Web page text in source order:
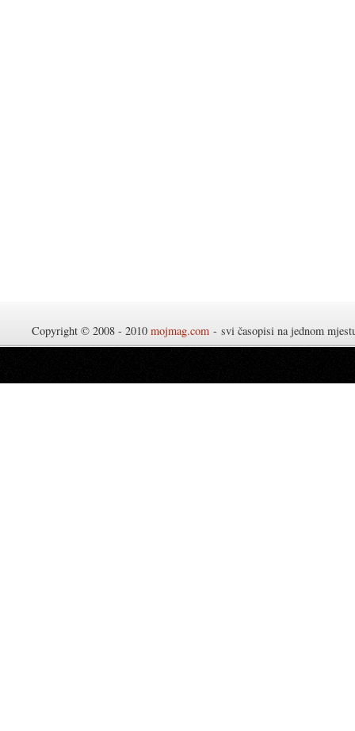
Copyright © 2008 - 2010 mojmag.com - svi časopisi na jednom